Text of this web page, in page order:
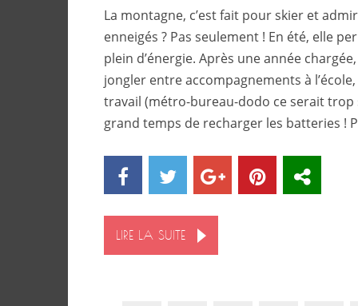
La montagne, c’est fait pour skier et
enneigés ? Pas seulement ! En été, elle
plein d’énergie. Après une année
jongler entre accompagnements à
travail (métro-bureau-dodo ce serait trop
grand temps de recharger les batteries !
LIRE LA SUITE